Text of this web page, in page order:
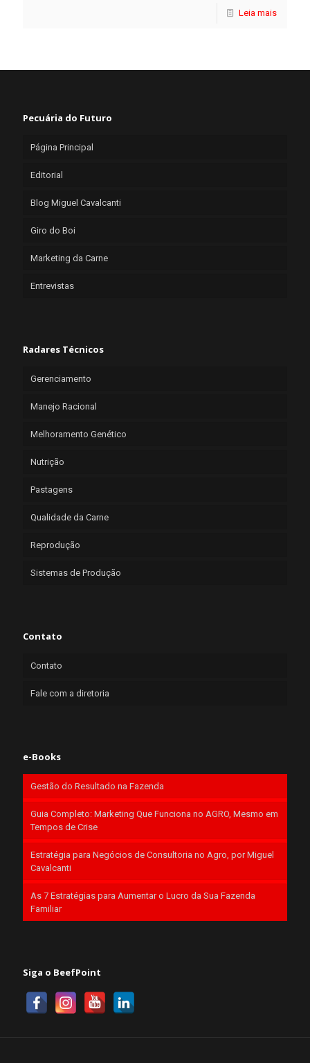
Leia mais
Pecuária do Futuro
Página Principal
Editorial
Blog Miguel Cavalcanti
Giro do Boi
Marketing da Carne
Entrevistas
Radares Técnicos
Gerenciamento
Manejo Racional
Melhoramento Genético
Nutrição
Pastagens
Qualidade da Carne
Reprodução
Sistemas de Produção
Contato
Contato
Fale com a diretoria
e-Books
Gestão do Resultado na Fazenda
Guia Completo: Marketing Que Funciona no AGRO, Mesmo em
Tempos de Crise
Estratégia para Negócios de Consultoria no Agro, por Miguel
Cavalcanti
As 7 Estratégias para Aumentar o Lucro da Sua Fazenda
Familiar
Siga o BeefPoint